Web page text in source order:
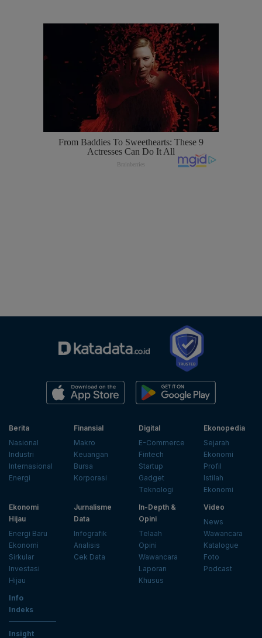
Berita
Nasional
Industri
Internasional
Energi
Finansial
Makro
Keuangan
Bursa
Korporasi
Digital
E-Commerce
Fintech
Startup
Gadget
Teknologi
Ekonopedia
Sejarah
Ekonomi
Profil
Istilah
Ekonomi
Ekonomi
Hijau
Energi Baru
Ekonomi
Sirkular
Investasi
Hijau
Jurnalisme
Data
Infografik
Analisis
Cek Data
In-Depth &
Opini
Telaah
Opini
Wawancara
Laporan
Khusus
Video
News
Wawancara
Katalogue
Foto
Podcast
Info
Indeks
Insight